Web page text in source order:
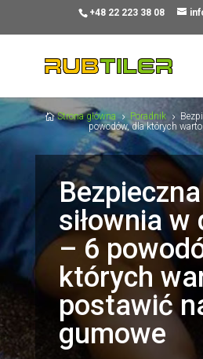
+48 22 223 38 08
 Strona główna 5 Poradnik 5
powodów, dla których
Bezpieczna
siłownia w
– 6
których
postawić
gumowe